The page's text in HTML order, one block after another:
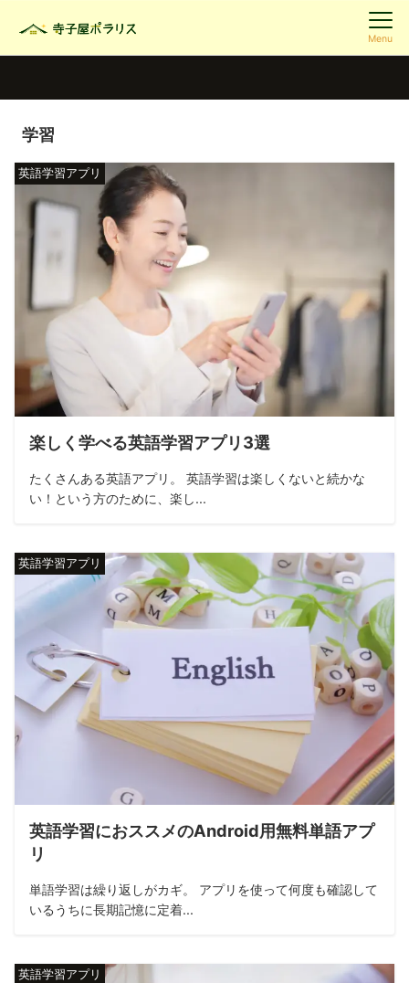
Menu
学習
英語学習アプリ
楽しく学べる英語学習アプリ3選
たくさんある英語アプリ。 英語学習は楽しくないと続かな
い！という方のために、楽し...
英語学習アプリ
英語学習におススメのAndroid用無料単語アプ
リ
単語学習は繰り返しがカギ。 アプリを使って何度も確認して
いるうちに長期記憶に定着...
英語学習アプリ